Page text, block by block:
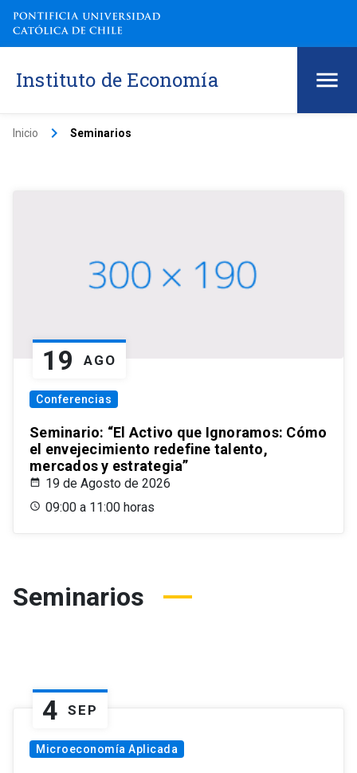
Instituto de Economía
Inicio keyboard_arrow_right Seminarios
19 AGO
Conferencias
Seminario: “El Activo que Ignoramos: Cómo
el envejecimiento redefine talento,
mercados y estrategia”
19 de Agosto de 2026
09:00 a 11:00 horas
Seminarios
4 SEP
Microeconomía Aplicada